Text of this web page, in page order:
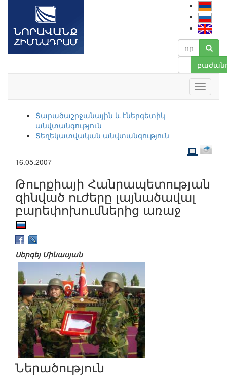
Տարածաշրջանային և էներգետիկ
անվտանգություն
Տեղեկատվական անվտանգություն
16.05.2007
Թուրքիայի Հանրապետության
զինված ուժերը լայնածավալ
բարեփոխումներից առաջ
Սերգեյ Մինասյան
Ներածություն